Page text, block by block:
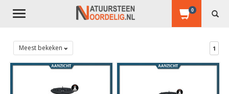
Toggle
0
Meest bekeken 1